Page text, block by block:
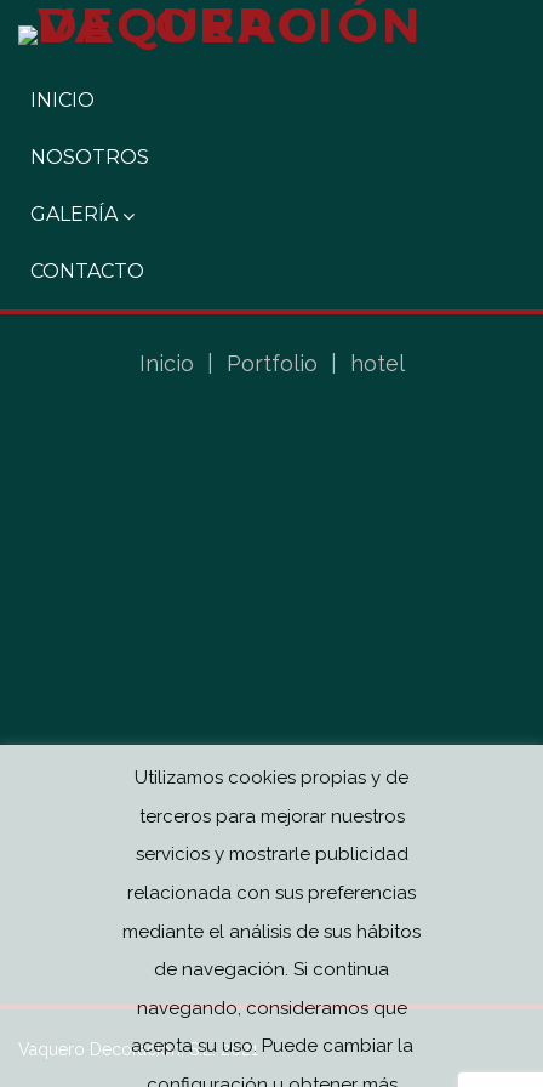
INICIO
NOSOTROS
GALERÍA
CONTACTO
Inicio Portfolio hotel
Vaquero Decoración, S.L. 2021
Utilizamos cookies propias y de
terceros para mejorar nuestros
servicios y mostrarle publicidad
relacionada con sus preferencias
mediante el análisis de sus hábitos
de navegación. Si continua
navegando, consideramos que
acepta su uso. Puede cambiar la